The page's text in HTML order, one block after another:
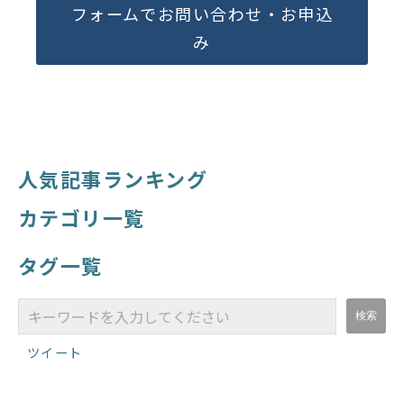
フォームでお問い合わせ・お申込
み
人気記事ランキング
カテゴリ一覧
タグ一覧
ツイート